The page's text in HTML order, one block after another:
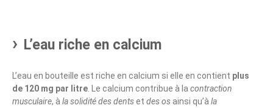
L’eau riche en calcium
L’eau en bouteille est riche en calcium si elle en contient plus
de 120 mg par litre . Le calcium contribue à la contraction
musculaire, à la solidité des dentset des os ainsi qu’à la